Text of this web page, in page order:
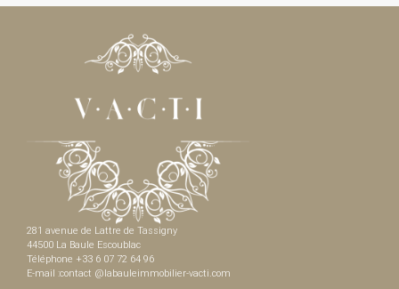
281 avenue de Lattre de Tassigny
44500 La Baule Escoublac
Téléphone +33 6 07 72 64 96
E-mail :contact @labauleimmobilier-vacti.com